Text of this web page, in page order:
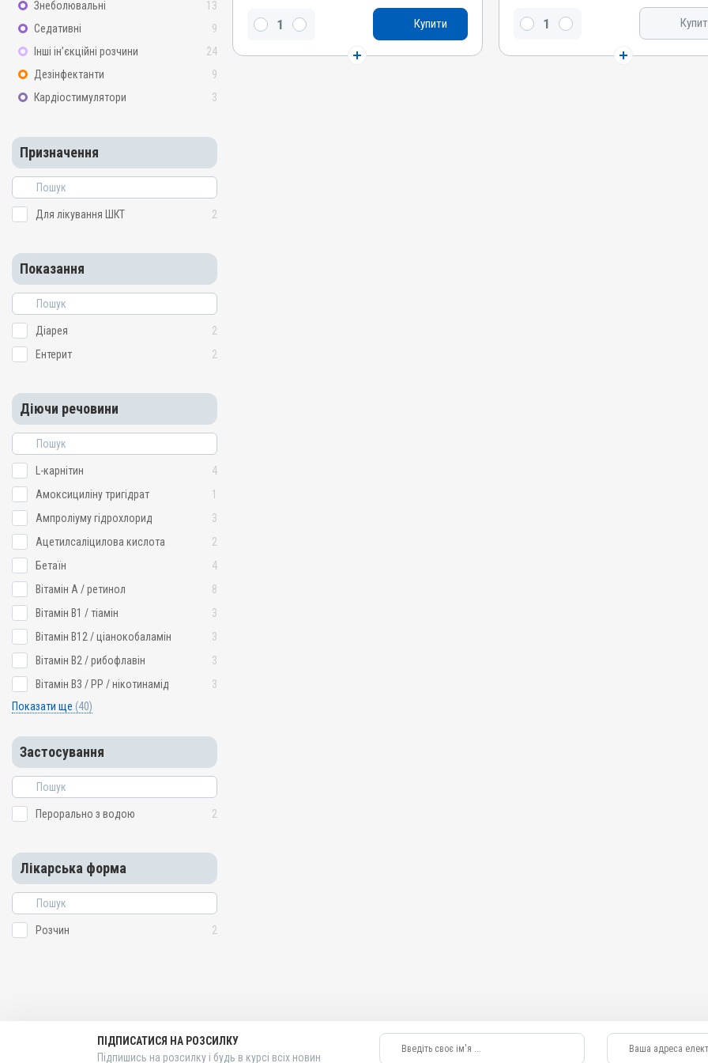
Знеболювальні
13
Седативні
9
Інші ін’єкційні розчини
24
Дезінфектанти
9
Кардіостимулятори
3
Призначення
Для лікування ШКТ 2
Показання
Діарея
2
Ентерит
2
Діючи речовини
L-карнітин
4
Амоксициліну тригідрат
1
Ампроліуму гідрохлорид
3
Ацетилсаліцилова кислота
2
Бетаїн
4
Вітамін A / ретинол
8
Вітамін B1 / тіамін
3
Вітамін B12 / ціанокобаламін
3
Вітамін B2 / рибофлавін
3
Вітамін B3 / PP / нікотинамід
3
Показати ще (40)
Застосування
Перорально з водою 2
Лікарська форма
Розчин 2
АВ-09529-01-21
Купити
Види тварин
Індики, Кури, Бджоли
ПІДПИСАТИСЯ НА РОЗСИЛКУ
Підпишись на розсилку і будь в курсі всіх новин